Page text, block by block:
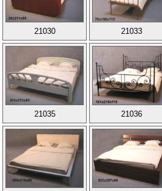
21030 21033
21035 21036